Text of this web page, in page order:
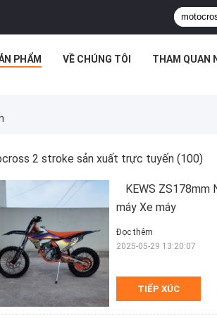
PHẨM VỀ CHÚNG TÔI THAM QUAN
2 stroke sản xuất trực tuyến (100)
KEWS ZS178mm
máy Xe máy
TIẾP XÚC
Đọc thêm
2025-05-29 13:20:07